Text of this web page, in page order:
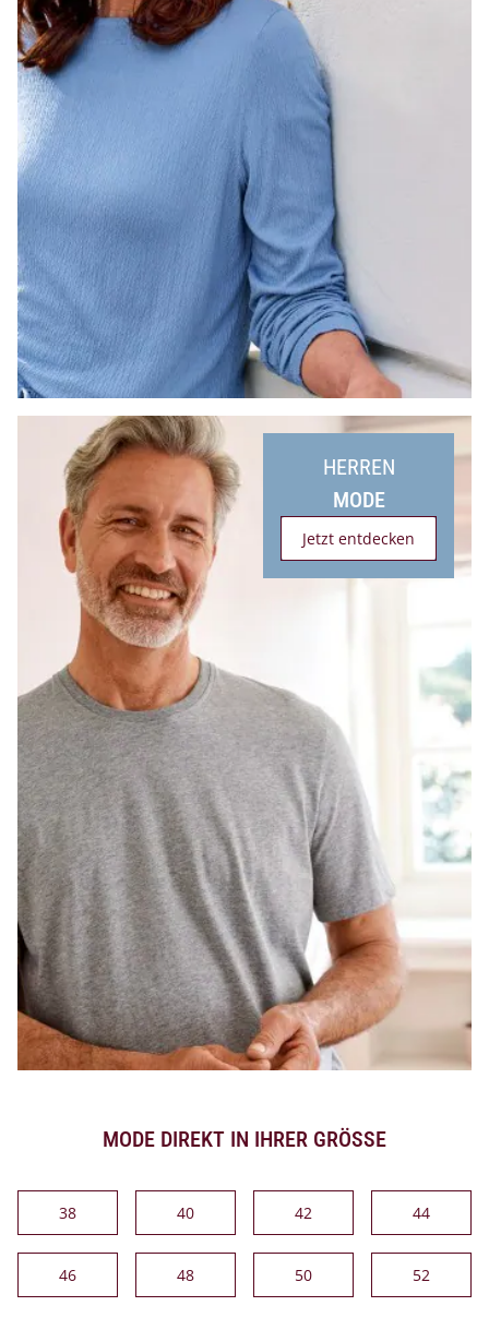
Bildverlinkung
Bildverlinkung
HERREN
MODE
Jetzt entdecken
MODE DIREKT IN IHRER GRÖSSE
38 40 42 44
46 48 50 52